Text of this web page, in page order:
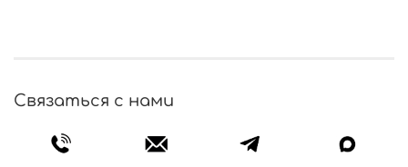
Связаться с нами